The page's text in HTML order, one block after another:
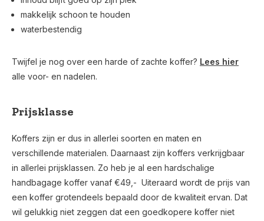
makkelijk schoon te houden
waterbestendig
Twijfel je nog over een harde of zachte koffer? Lees hier
alle voor- en nadelen.
Prijsklasse
Koffers zijn er dus in allerlei soorten en maten en
verschillende materialen. Daarnaast zijn koffers verkrijgbaar
in allerlei prijsklassen. Zo heb je al een hardschalige
handbagage koffer vanaf €49,- Uiteraard wordt de prijs van
een koffer grotendeels bepaald door de kwaliteit ervan. Dat
wil gelukkig niet zeggen dat een goedkopere koffer niet